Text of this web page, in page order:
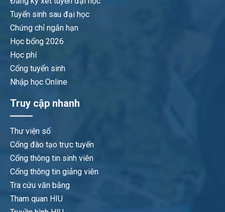
Tuyển sinh sau đại học
Chứng chỉ ngắn hạn
Học bổng 2026
Học phí
Cổng tuyển sinh
Nhập học Online
Truy cập nhanh
Thư viện số
Cổng đào tạo trực tuyến
Cổng thông tin sinh viên
Cổng thông tin giảng viên
Tra cứu văn bằng
Tham quan HIU